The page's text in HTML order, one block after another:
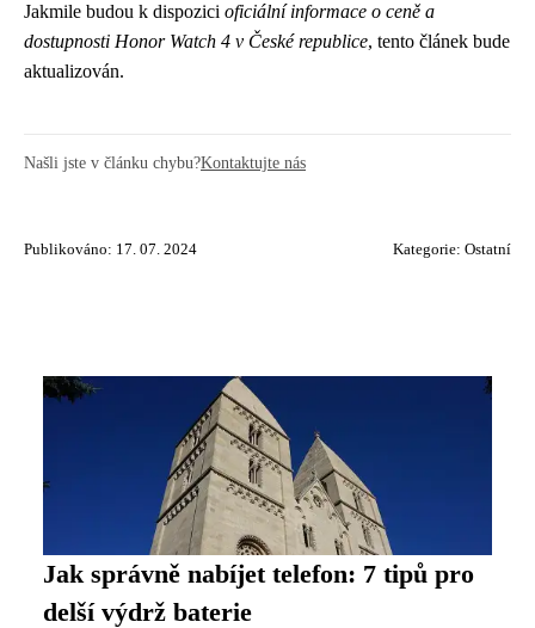
Jakmile budou k dispozici oficiální informace o ceně a
dostupnosti Honor Watch 4 v České republice, tento článek bude
aktualizován.
Našli jste v článku chybu?Kontaktujte nás
Publikováno: 17. 07. 2024 Kategorie: Ostatní
Jak správně nabíjet telefon: 7 tipů pro
delší výdrž baterie